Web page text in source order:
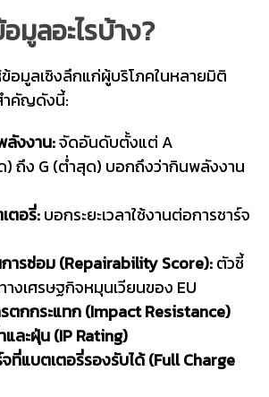
มูลอะไรบ้าง?
อมูลเชิงลึกแก่ผู้บริโภคในหลายมิติ
ำคัญดังนี้:
ลังงาน:จัดอันดับตั้งแต่ A
ถึง G (ต่ำสุด) บอกถึงว่ากินพลังงาน
ตอรี่:บอกระยะเวลาใช้งานต่อการชาร์จ
ารซ่อม (Repairability Score):ตัวชี้
งเศรษฐกิจหมุนเวียนของ EU
ตกกระแทก (Impact Resistance)
ละฝุ่น (IP Rating)
ที่แบตเตอรี่รองรับได้ (Full Charge